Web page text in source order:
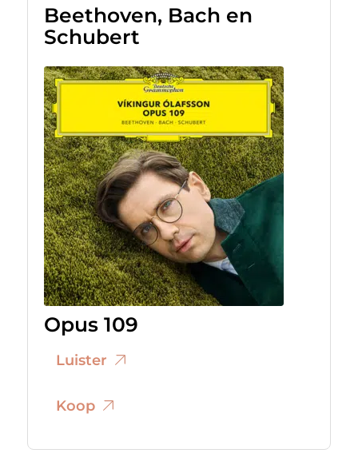
Beethoven, Bach en
Schubert
Opus 109
Luister
Koop